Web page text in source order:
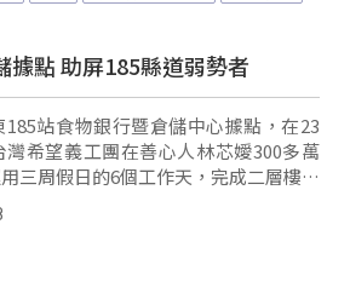
據點 助屏185縣道弱勢者
站食物銀行暨倉儲中心據點，在23
灣希望義工團在善心人林芯嬡300多萬
三周假日的6個工作天，完成二層樓的
項物資開始入庫，希望能服務更多弱